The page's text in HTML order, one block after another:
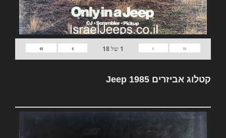
«
‹
1 של18
›
»
קטלוג אביזרים Jeep 1985